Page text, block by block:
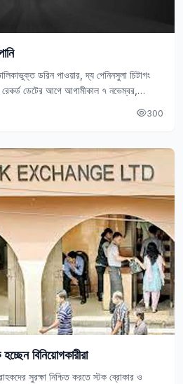
ডরিন পাওয়ার, দ্য পেনিনসুলা চিটাগং
ডেটের আগে আগামীকাল ৭ নভেম্বর,
300
বিনিয়োগকারীরা
সুরক্ষা নিশ্চিত করতে স্টক ব্রোকার ও